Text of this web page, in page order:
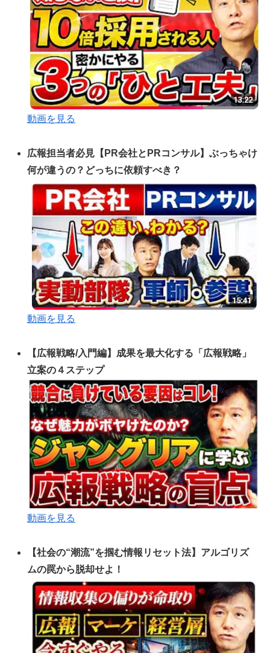
動画を見る
広報担当者必見【PR会社とPRコンサル】ぶっちゃけ
何が違うの？どっちに依頼すべき？
動画を見る
【広報戦略/入門編】成果を最大化する「広報戦略」
立案の４ステップ
動画を見る
【社会の“潮流”を掴む情報リセット法】アルゴリズ
ムの罠から脱却せよ！